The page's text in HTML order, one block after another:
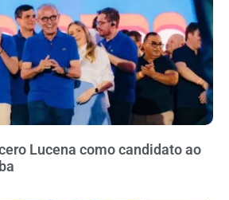
Lucena como candidato ao